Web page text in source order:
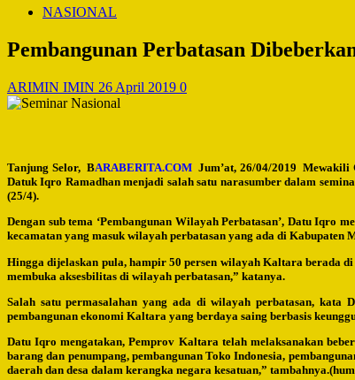
NASIONAL
Pembangunan Perbatasan
ARIMIN IMIN 26 April 2019 0
Tanjung Selor, BARABERITA.COM Jum’at, 26/04/2019 Mewakili
Datuk Iqro Ramadhan menjadi salah satu narasumber dalam
(25/4).
Dengan sub tema ‘Pembangunan Wilayah Perbatasan’, Datu
kecamatan yang masuk wilayah perbatasan yang ada di Kabupaten
Hingga dijelaskan pula, hampir 50 persen wilayah Kaltara berada
membuka aksesbilitas di wilayah perbatasan,” katanya.
Salah satu permasalahan yang ada di wilayah perbatasan,
pembangunan ekonomi Kaltara yang berdaya saing berbasis
Datu Iqro mengatakan, Pemprov Kaltara telah melaksanakan
barang dan penumpang, pembangunan Toko Indonesia,
daerah dan desa dalam kerangka negara kesatuan,”